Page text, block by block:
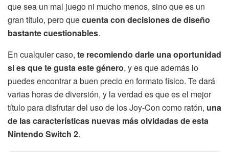
que sea un mal juego ni mucho menos, sino que es un
gran título, pero quecuenta con decisiones de diseño
bastante cuestionables.
En cualquier caso, te recomiendo darle una oportunidad
si es que te gusta este género, y es que además lo
puedes encontrar a buen precio en formato físico. Te dará
varias horas de diversión, y la verdad es que es el mejor
título para disfrutar del uso de los Joy-Con como ratón, una
de las características nuevas más olvidadas de esta
Nintendo Switch 2.